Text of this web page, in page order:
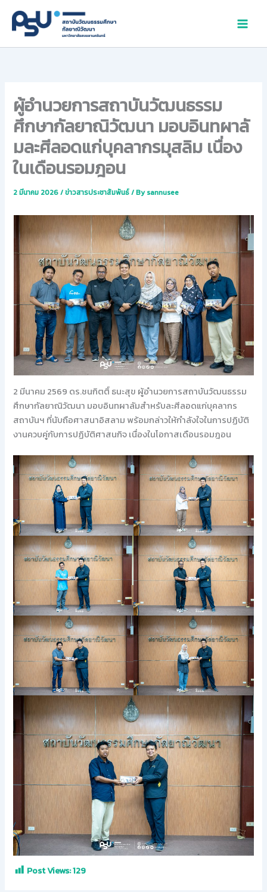
content
ผู้อำนวยการสถาบันวัฒนธรรม
ศึกษากัลยาณิวัฒนา มอบอินทผาลั
มละศีลอดแก่บุคลากรมุสลิม เนื่อง
ในเดือนรอมฎอน
2 มีนาคม 2026/ข่าวสารประชาสัมพันธ์/ Bysannusee
2 มีนาคม 2569 ดร.ชนกิตติ์ ธนะสุข ผู้อำนวยการสถาบันวัฒนธรรม
ศึกษากัลยาณิวัฒนา มอบอินทผาลัมสำหรับละศีลอดแก่บุคลากร
สถาบันฯ ที่นับถือศาสนาอิสลาม พร้อมกล่าวให้กำลังใจในการปฏิบัติ
งานควบคู่กับการปฏิบัติศาสนกิจ เนื่องในโอกาสเดือนรอมฎอน
Post Views:129